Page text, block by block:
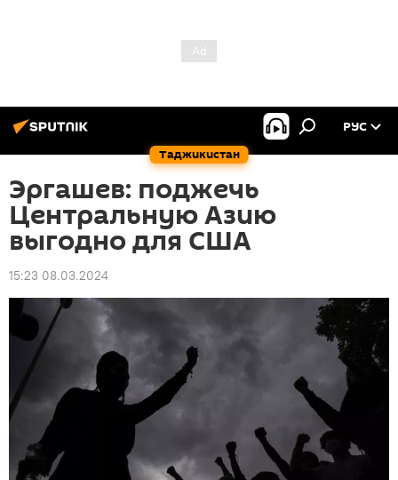
Таджикистан
РУС
Эргашев: поджечь
Центральную Азию
выгодно для США
15:23 08.03.2024